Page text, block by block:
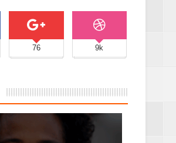
76 9k